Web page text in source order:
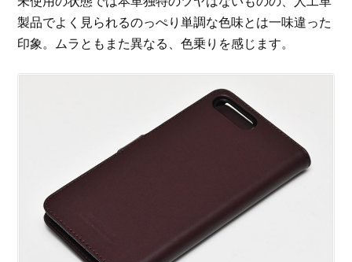
製品でよく見られるのっぺり単調な色味とは一味違った
印象。ムラともまた異なる、色乗りを感じます。